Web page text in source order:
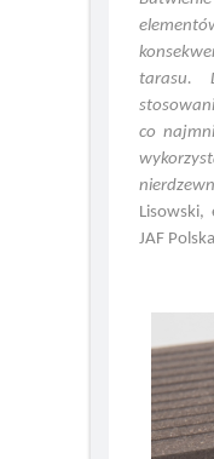
tarasu.
co
Lisowski,